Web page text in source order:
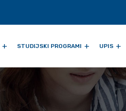
STUDIJSKI PROGRAMI UPIS